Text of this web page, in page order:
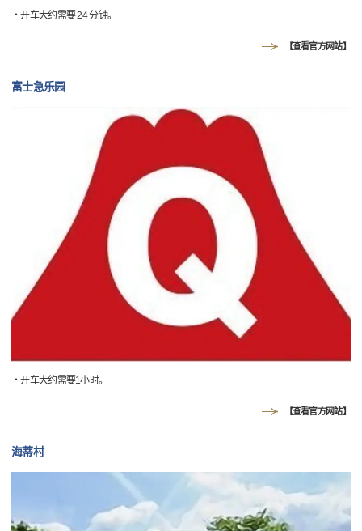
・开车大约需要 24 分钟。
【查看官方网站】
富士急乐园
・开车大约需要1小时。
【查看官方网站】
海蒂村